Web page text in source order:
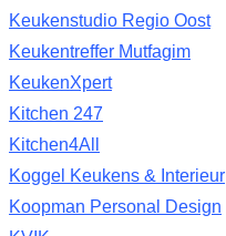
Keukenstudio Regio Oost
Keukentreffer Mutfagim
KeukenXpert
Kitchen 247
Kitchen4All
Koggel Keukens & Interieur
Koopman Personal Design